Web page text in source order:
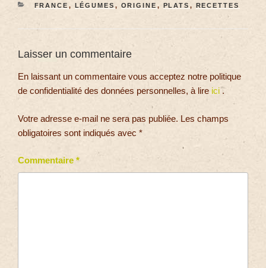
FRANCE , LÉGUMES , ORIGINE , PLATS , RECETTES
Laisser un commentaire
En laissant un commentaire vous acceptez notre politique
de confidentialité des données personnelles, à lire ici.
Votre adresse e-mail ne sera pas publiée. Les champs
obligatoires sont indiqués avec *
Commentaire *